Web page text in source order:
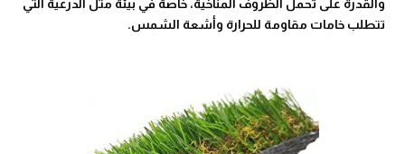
والقدرة على تحمل الظروف المناخية، خاصة في بيئة مثل الدرعية التي
تتطلب خامات مقاومة للحرارة وأشعة الشمس.